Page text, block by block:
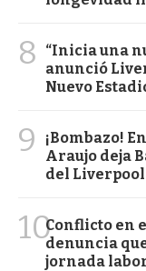
8
“Inicia una
anunció
Nuevo
9
¡Bombazo!
Araujo deja
del
10Conflicto en
denuncia
jornada